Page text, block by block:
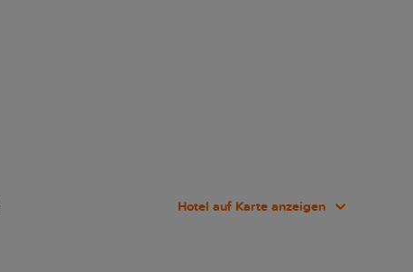
Hotel auf Karte anzeigen